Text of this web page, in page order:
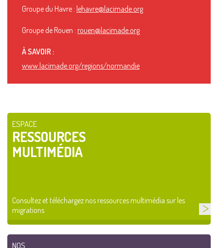
Groupe du Havre : lehavre@lacimade.org
Groupe de Rouen : rouen@lacimade.org
À SAVOIR :
www.lacimade.org/regions/normandie
ESPACE
RESSOURCES
MULTIMÉDIA
Consultez et téléchargez nos ressources multimédia sur les
migrations
NOS